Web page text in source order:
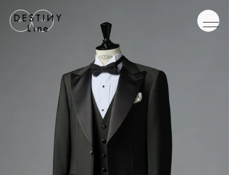
CONCEPT
COLLECTION
WEDDING DRESS
COLOR DRESS
BRAND
VERA WANG HAUTE
ALL BRAND
RANKING